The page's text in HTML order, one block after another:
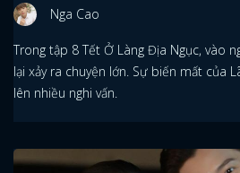
Nga Cao
Trong tập 8 Tết Ở Làng Địa Ngục, vào
lại xảy ra chuyện lớn. Sự biến mất của
lên nhiều nghi vấn.